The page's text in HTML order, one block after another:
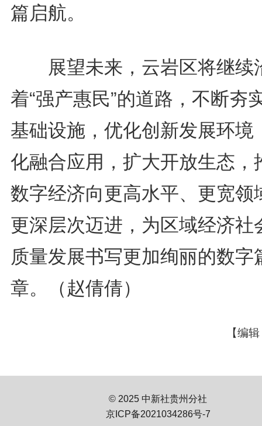
篇启航。
展望未来，云岩区将继续
着“强产惠民”的道路，不断夯
基础设施，优化创新发展环境
化融合应用，扩大开放生态，
数字经济向更高水平、更宽领
更深层次迈进，为区域经济社
质量发展书写更加绚丽的数字
章。（赵倩倩）
【编
© 2025 中新社贵州分社
京ICP备2021034286号-7